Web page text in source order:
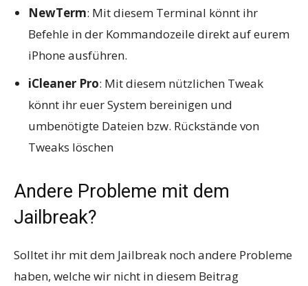
NewTerm: Mit diesem Terminal könnt ihr
Befehle in der Kommandozeile direkt auf eurem
iPhone ausführen.
iCleaner Pro: Mit diesem nützlichen Tweak
könnt ihr euer System bereinigen und
umbenötigte Dateien bzw. Rückstände von
Tweaks löschen
Andere Probleme mit dem
Jailbreak?
Solltet ihr mit dem Jailbreak noch andere Probleme
haben, welche wir nicht in diesem Beitrag